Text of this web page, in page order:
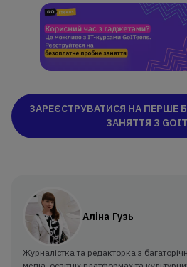
ЗАРЕЄСТРУВАТИСЯ НА ПЕРШЕ
ЗАНЯТТЯ З
Аліна Гузь
Журналістка та редакторка з